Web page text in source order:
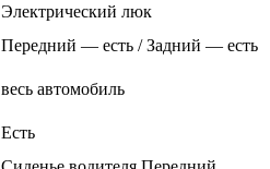
Электрический люк
Передний — есть / Задний — есть
весь автомобиль
Есть